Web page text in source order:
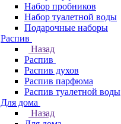
Набор пробников
Набор туалетной воды
Подарочные наборы
Распив
Назад
Распив
Распив духов
Распив парфюма
Распив туалетной воды
Для дома
Назад